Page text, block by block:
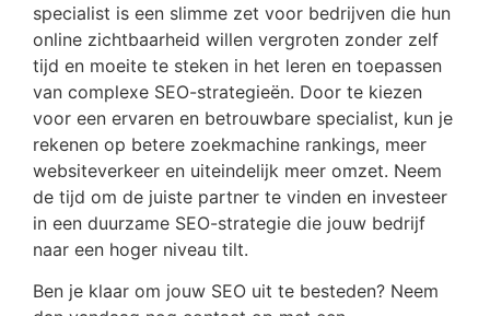
specialist is een slimme zet voor bedrijven die hun
online zichtbaarheid willen vergroten zonder zelf
tijd en moeite te steken in het leren en toepassen
van complexe SEO-strategieën. Door te kiezen
voor een ervaren en betrouwbare specialist, kun je
rekenen op betere zoekmachine rankings, meer
websiteverkeer en uiteindelijk meer omzet. Neem
de tijd om de juiste partner te vinden en investeer
in een duurzame SEO-strategie die jouw bedrijf
naar een hoger niveau tilt.
Ben je klaar om jouw SEO uit te besteden? Neem